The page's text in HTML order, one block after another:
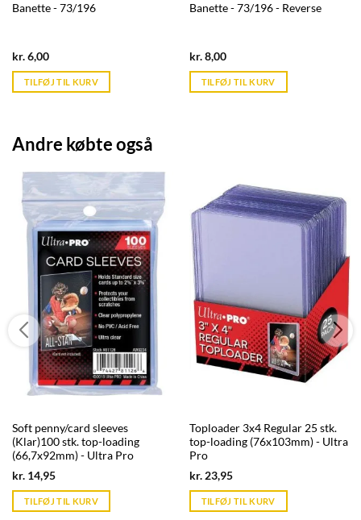
Banette - 73/196
kr.6,00Current
is:
kr. 39,95.
TILFØJ TIL KURV
Banette - 73/196 - Reverse
kr.8,00Current
is:
kr. 39,95.
TILFØJ TIL KURV
Andre købte også
Soft penny/card sleeves
(Klar)100 stk. top-loading
(66,7x92mm) - Ultra Pro
kr. 14,95Current
is:
kr. 39,95.
TILFØJ TIL KURV
Toploader 3x4 Regular 25 stk.
top-loading (76x103mm) - Ultra
Pro
kr.23,95Current
is:
kr. 39,95.
TILFØJ TIL KURV